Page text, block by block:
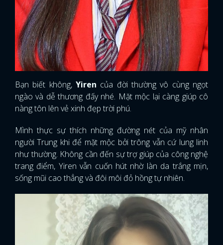
Bạn biết không, Yiren của đời thường vô cùng ngọt
ngào và dễ thương đấy nhé. Mặt mộc lại càng giúp cô
nàng tôn lên vẻ xinh đẹp trời phú.
Mình thực sự thích những đường nét của mỹ nhân
người Trung khi để mặt mộc bởi trông vẫn cứ lung linh
như thường. Không cần đến sự trợ giúp của công nghệ
trang điểm, Yiren vẫn cuốn hút nhờ làn da trắng mịn,
sống mũi cao thẳng và đôi môi đỏ hồng tự nhiên.